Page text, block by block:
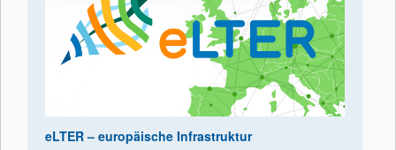
eLTER – europäische Infrastruktur